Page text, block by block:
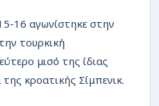
16 αγωνίστηκε στην
τουρκική
μισό της ίδιας
κροατικής Σίμπενικ.